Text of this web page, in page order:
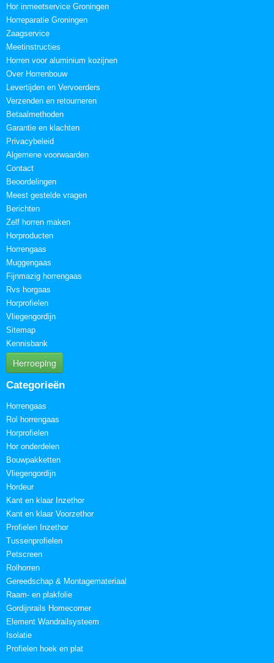
Hor inmeetservice Groningen
Horreparatie Groningen
Zaagservice
Meetinstructies
Horren voor aluminium kozijnen
Over Horrenbouw
Levertijden en Vervoerders
Verzenden en retourneren
Betaalmethoden
Garantie en klachten
Privacybeleid
Algemene voorwaarden
Contact
Beoordelingen
Meest gestelde vragen
Berichten
Zelf horren maken
Horproducten
Horrengaas
Muggengaas
Fijnmazig horrengaas
Rvs horgaas
Horprofielen
Vliegengordijn
Sitemap
Kennisbank
Herroeping
Categorieën
Horrengaas
Rol horrengaas
Horprofielen
Hor onderdelen
Bouwpakketten
Vliegengordijn
Hordeur
Kant en klaar Inzethor
Kant en klaar Voorzethor
Profielen Inzethor
Tussenprofielen
Petscreen
Rolhorren
Gereedschap & Montagemateriaal
Raam- en plakfolie
Gordijnrails Homecorner
Element Wandrailsysteem
Isolatie
Profielen hoek en plat